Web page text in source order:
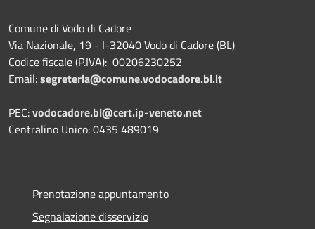
Comune di Vodo di Cadore
Via Nazionale, 19 - I-32040 Vodo di Cadore (BL)
Codice fiscale (P.IVA): 00206230252
Email:segreteria@comune.vodocadore.bl.it
PEC:vodocadore.bl@cert.ip-veneto.net
Centralino Unico: 0435 489019
Prenotazione appuntamento
Segnalazione disservizio